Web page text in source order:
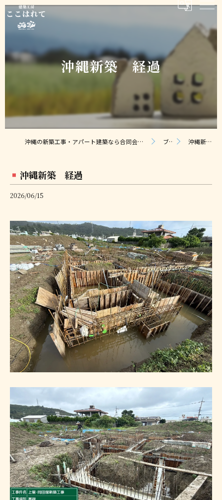
沖縄新築 経過
沖縄の新築工事・アパート建築なら合同会社ここはれて｜無料相談・見積り対応 ブログ 沖縄新築 経過
沖縄新築 経過
2026/06/15